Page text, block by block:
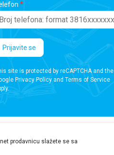
Prijavite se
site is protected by reCAPTCHA and the
Privacy Policyand Terms of Service
pre kupovine.
prodavnicu slažete se sa